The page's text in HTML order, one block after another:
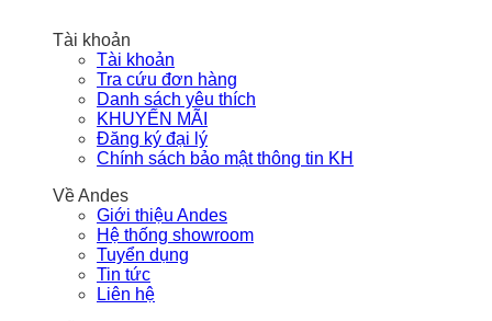
Tài khoản
Tài khoản
Tra cứu đơn hàng
Danh sách yêu thích
KHUYẾN MÃI
Đăng ký đại lý
Chính sách bảo mật thông tin KH
Về Andes
Giới thiệu Andes
Hệ thống showroom
Tuyển dụng
Tin tức
Liên hệ